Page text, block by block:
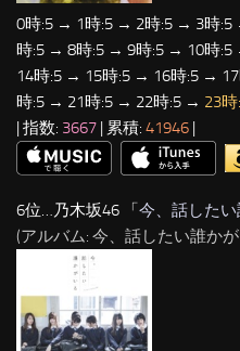
0時:5 → 1時:5 → 2時:5 → 3時
時:5 → 8時:5 → 9時:5 → 10時
14時:5 → 15時:5 → 16時:5 →
時:5 → 21時:5 → 22時:5 → 23
| 指数: 3667 | 累積: 41946 |
6位…乃木坂46 「今、話した
(アルバム: 今、話したい誰かが